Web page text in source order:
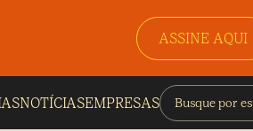
ASSINE AQUI
NOTÍCIASEMPRESAS